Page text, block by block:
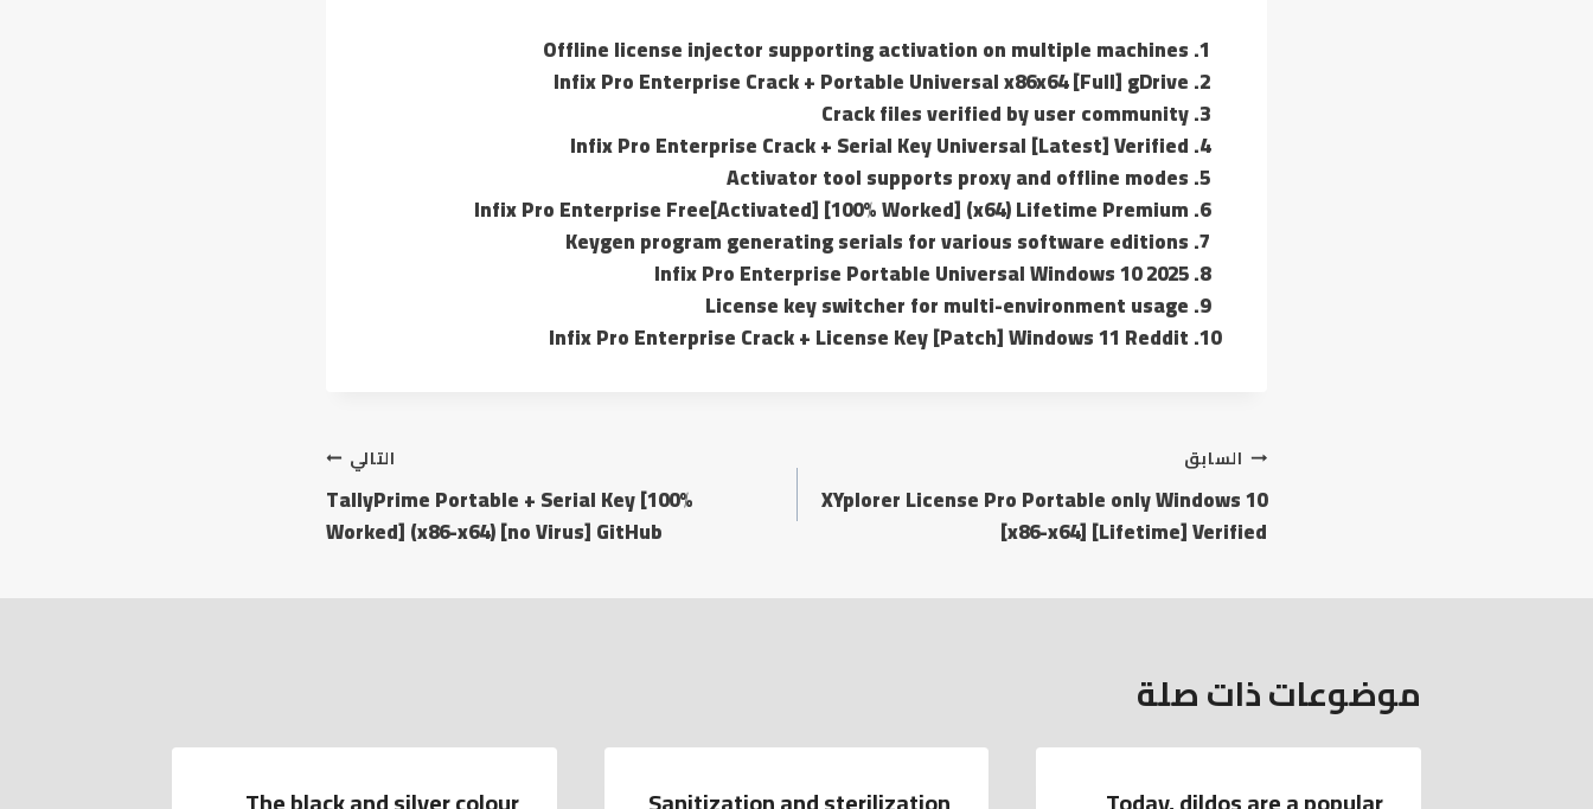
Offline license injector supporting activation on multiple machines
Infix Pro Enterprise Crack + Portable Universal x86x64 [Full] gDrive
Crack files verified by user community
Infix Pro Enterprise Crack + Serial Key Universal [Latest] Verified
Activator tool supports proxy and offline modes
Infix Pro Enterprise Free[Activated] [100% Worked] (x64) Lifetime Premium
Keygen program generating serials for various software editions
Infix Pro Enterprise Portable Universal Windows 10 2025
License key switcher for multi-environment usage
Infix Pro Enterprise Crack + License Key [Patch] Windows 11 Reddit
السابق
XYplorer License Pro Portable only Windows 10
[x86-x64] [Lifetime] Verified
التالي
TallyPrime Portable + Serial Key [100%
Worked] (x86-x64) [no Virus] GitHub
موضوعات ذات صلة